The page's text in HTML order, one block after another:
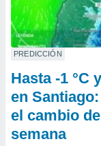
PREDICCIÓN
Hasta -1 °C
en
el cambio
semana